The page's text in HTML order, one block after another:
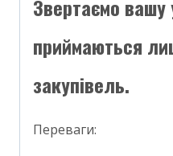
Звертаємо вашу
приймаються
закупівель.
Переваги: